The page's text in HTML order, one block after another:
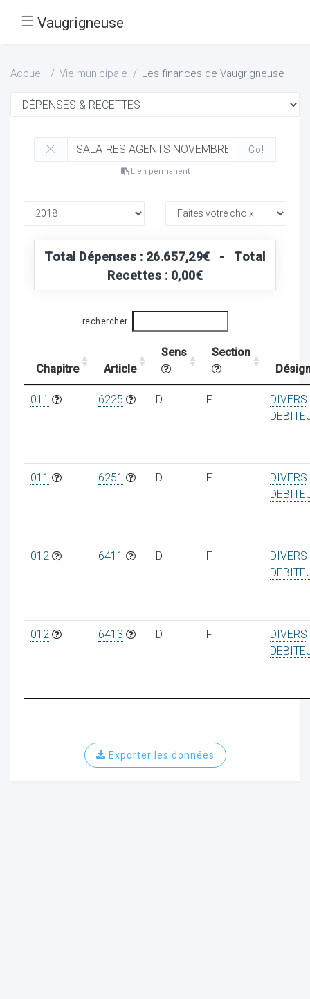
☰ Vaugrigneuse
Accueil Vie municipale Les finances de Vaugrigneuse
Go!
Lien permanent
Total Dépenses : 26.657,29€ - Total
Recettes : 0,00€
rechercher
Chapitre Article
Sens
Section
011 6225 D F
DIVERS
011 6251 D F
DIVERS
012 6411 D F
DIVERS
012 6413 D F
DIVERS
Exporter les données